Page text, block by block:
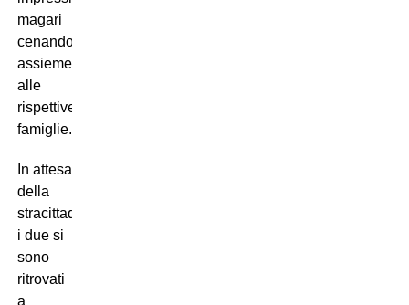
magari
cenando
assieme
alle
rispettive
famiglie.
In attesa
della
stracittadina,
i due si
sono
ritrovati
a